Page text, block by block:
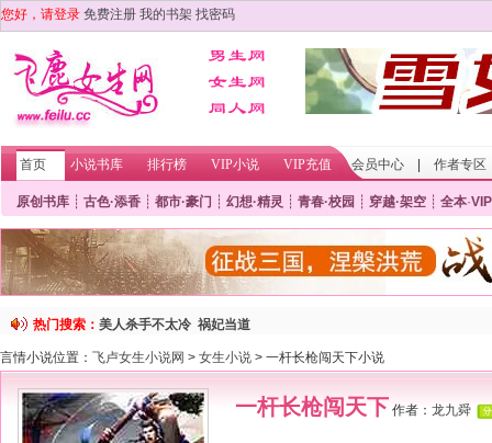
您好，请登录 免费注册 我的书架 找密码
首页 小说书库 排行榜 VIP小说 VIP充值 会员中心 作者专区
原创书库 ┊ 古色·添香 ┊ 都市·豪门 ┊ 幻想·精灵 ┊ 青春·校园 ┊ 穿越·架空 ┊ 全本·VIP
热门搜索： 美人杀手不太冷 祸妃当道
言情小说位置： 飞卢女生小说网 > 女生小说 > 一杆长枪闯天下小说
一杆长枪闯天下 作者： 龙九舜